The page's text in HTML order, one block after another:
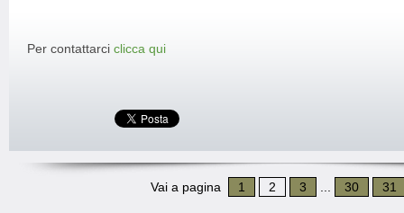
Per contattarci clicca qui
Vai a pagina 1 2 3 30 31